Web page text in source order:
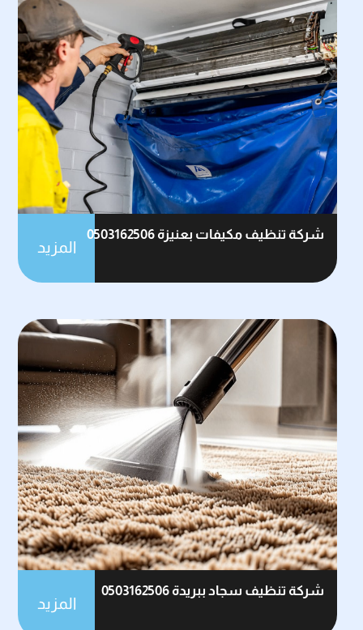
شركة تنظيف مكيفات بعنيزة 0503162506
المزيد
شركة تنظيف سجاد ببريدة 0503162506
المزيد